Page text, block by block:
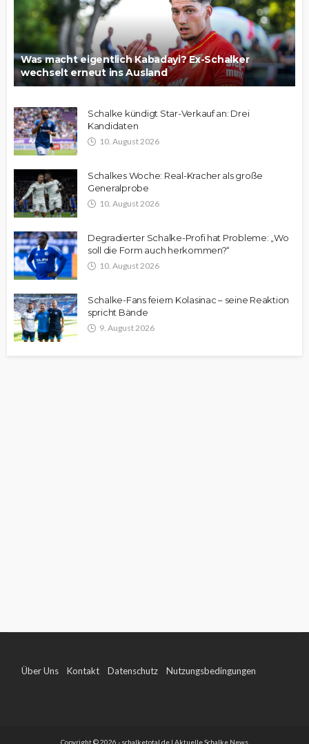
Was macht eigentlich Kabadayi? Ex-Schalker
wechselt erneut ins Ausland
Schalke kündigt Star-Verkauf an: Drei
Kandidaten
10. August 2026
Schalkes Woche: Real-Kracher als große
Generalprobe
10. August 2026
Degradierter Schalke-Profi hat Probleme: „Wo
soll die Form auch herkommen?“
10. August 2026
Schalke-Fans feiern Kolasinac – seine Reaktion
spricht Bände
9. August 2026
Über Uns Kontakt Datenschutz Nutzungsbedingungen
Copyright © 2026 - schalketotal.de | Aktuelle Schalke News